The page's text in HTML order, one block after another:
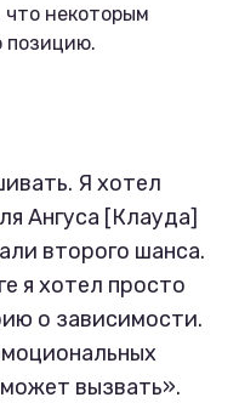
некоторым
позицию.
Я хотел
Ангуса [Клауда]
второго шанса.
я хотел просто
о зависимости.
вызвать».